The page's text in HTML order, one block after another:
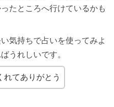
たところへ行けているかも
気持ちで占いを使ってみよ
うれしいです。
れてありがとう